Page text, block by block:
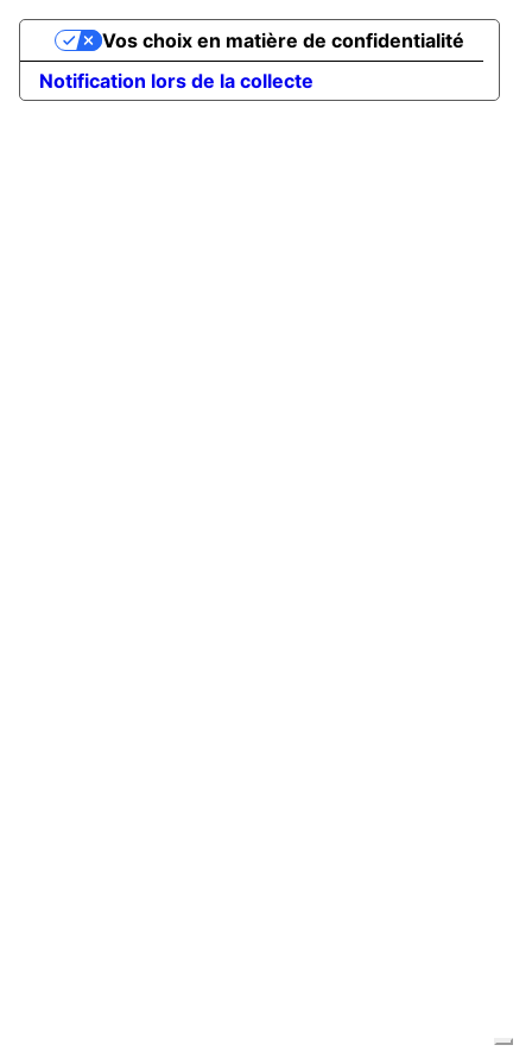
Notification lors de la collecte
Vos choix en matière de confidentialité